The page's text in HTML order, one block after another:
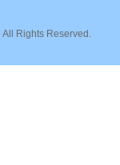
Rights Reserved.